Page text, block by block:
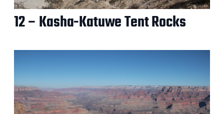
12 – Kasha-Katuwe Tent Rocks